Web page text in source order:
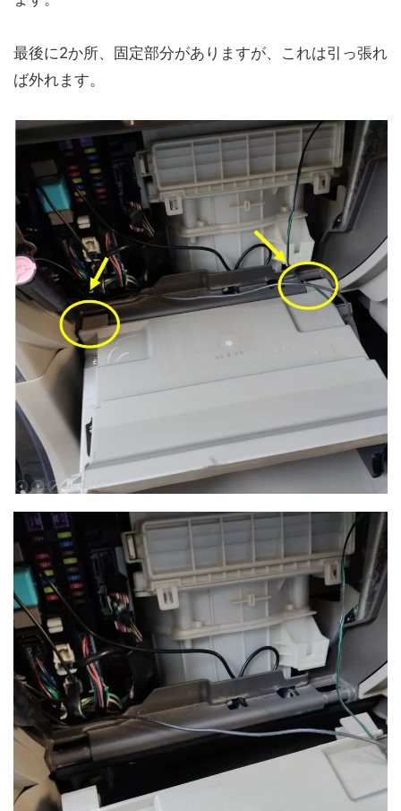
最後に2か所、固定部分がありますが、これは引っ張れ
ば外れます。